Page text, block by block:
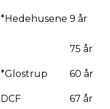
*Hedehusene 9 år
75 år
*Glostrup 60 år
DCF 67 år